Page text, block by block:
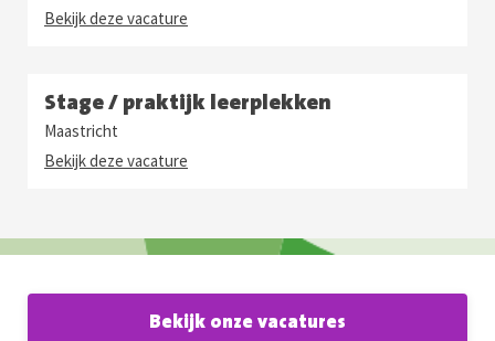
Bekijk deze vacature
Stage / praktijk leerplekken
Maastricht
Bekijk deze vacature
Bekijk onze vacatures